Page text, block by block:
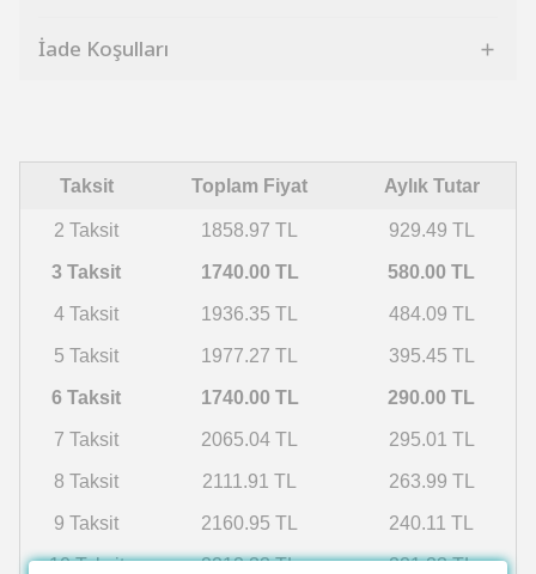
İade Koşulları
Taksit Toplam Fiyat Aylık Tutar
2 Taksit 1858.97 TL 929.49 TL
3 Taksit 1740.00 TL 580.00 TL
4 Taksit 1936.35 TL 484.09 TL
5 Taksit 1977.27 TL 395.45 TL
6 Taksit 1740.00 TL 290.00 TL
7 Taksit 2065.04 TL 295.01 TL
8 Taksit 2111.91 TL 263.99 TL
9 Taksit 2160.95 TL 240.11 TL
10 Taksit 2212.33 TL 221.23 TL